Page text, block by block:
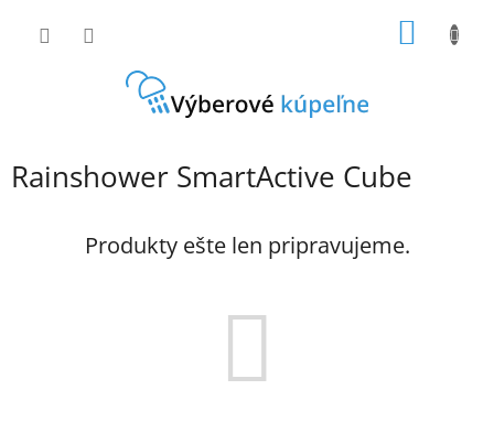
Rainshower SmartActive Cube
Produkty ešte len pripravujeme.